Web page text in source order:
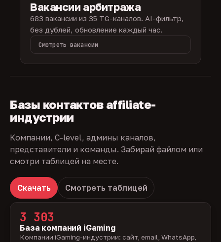
Вакансии арбитража
683 вакансии из 35 TG-каналов. AI-фильтр,
без дублей, обновление каждый час.
Смотреть вакансии
Базы контактов affiliate-
индустрии
Компании, C-level, админы каналов,
представители и команды. Забирай файлом или
смотри таблицей на месте.
Скачать Смотреть таблицей
3 303
База компаний iGaming
Компании iGaming-индустрии: сайт, email, WhatsApp,